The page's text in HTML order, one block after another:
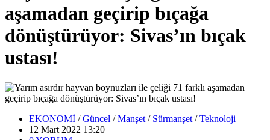
aşamadan geçirip bıçağa
dönüştürüyor: Sivas’ın bıçak
ustası!
EKONOMİ /Güncel /Manşet / Sürmanşet /Teknoloji
12 Mart 2022 13:20